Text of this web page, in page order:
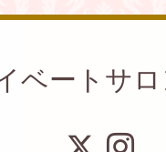
ベートサ